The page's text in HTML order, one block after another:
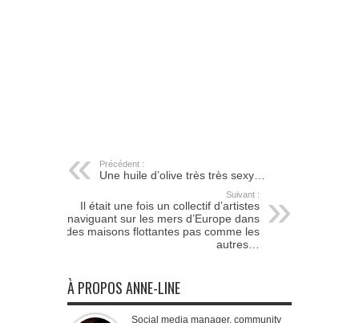
Précédent :
Une huile d’olive très très sexy…
Suivant :
Il était une fois un collectif d’artistes
naviguant sur les mers d’Europe dans
des maisons flottantes pas comme les
autres…
À PROPOS ANNE-LINE
Social media manager, community